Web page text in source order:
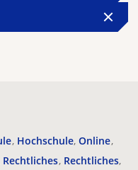
Hochschule Online
Rechtliches Rechtliches